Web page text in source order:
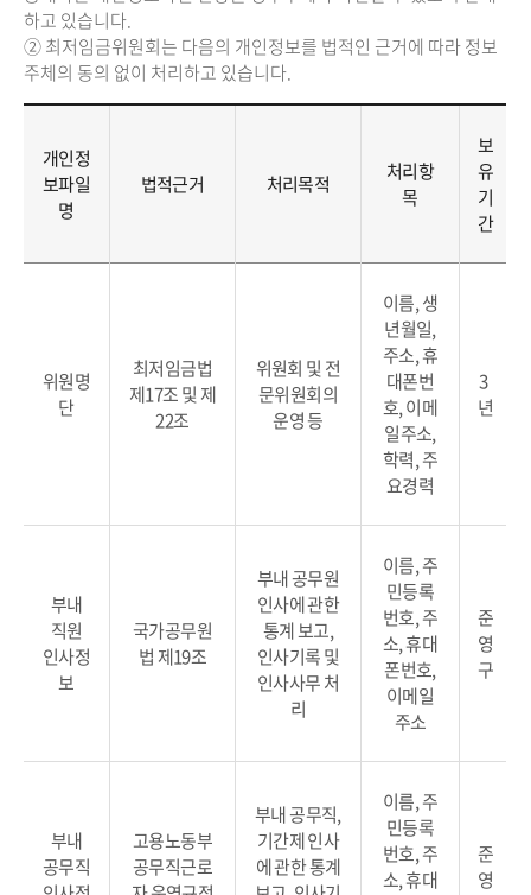
하고 있습니다.
② 최저임금위원회는 다음의 개인정보를 법적인 근거에 따라 정보
주체의 동의 없이 처리하고 있습니다.
개인정
보파일
명
법적근거 처리목적
처리항
목
보
유
기
간
위원명
단
최저임금법
제17조 및 제
22조
위원회 및 전
문위원회의
운영 등
이름, 생
년월일,
주소, 휴
대폰번
호, 이메
일주소,
학력, 주
요경력
3
년
부내
직원
인사정
보
국가공무원
법 제19조
부내 공무원
인사에 관한
통계 보고,
인사기록 및
인사사무 처
리
이름, 주
민등록
번호, 주
소, 휴대
폰번호,
이메일
주소
준
영
구
부내
공무직
고용노동부
공무직근로
부내 공무직,
기간제 인사
에 관한 통계
이름, 주
민등록
번호, 주
소, 휴대
준
영